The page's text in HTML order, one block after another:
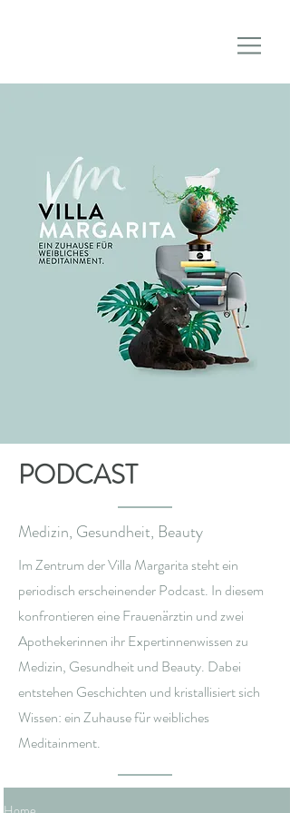
PODCAST
Medizin, Gesundheit, Beauty
Im Zentrum der Villa Margarita steht ein
periodisch erscheinender Podcast. In diesem
konfrontieren eine Frauenärztin und zwei
Apothekerinnen ihr Expertinnenwissen zu
Medizin, Gesundheit und Beauty. Dabei
entstehen Geschichten und kristallisiert sich
Wissen: ein Zuhause für weibliches
Meditainment.